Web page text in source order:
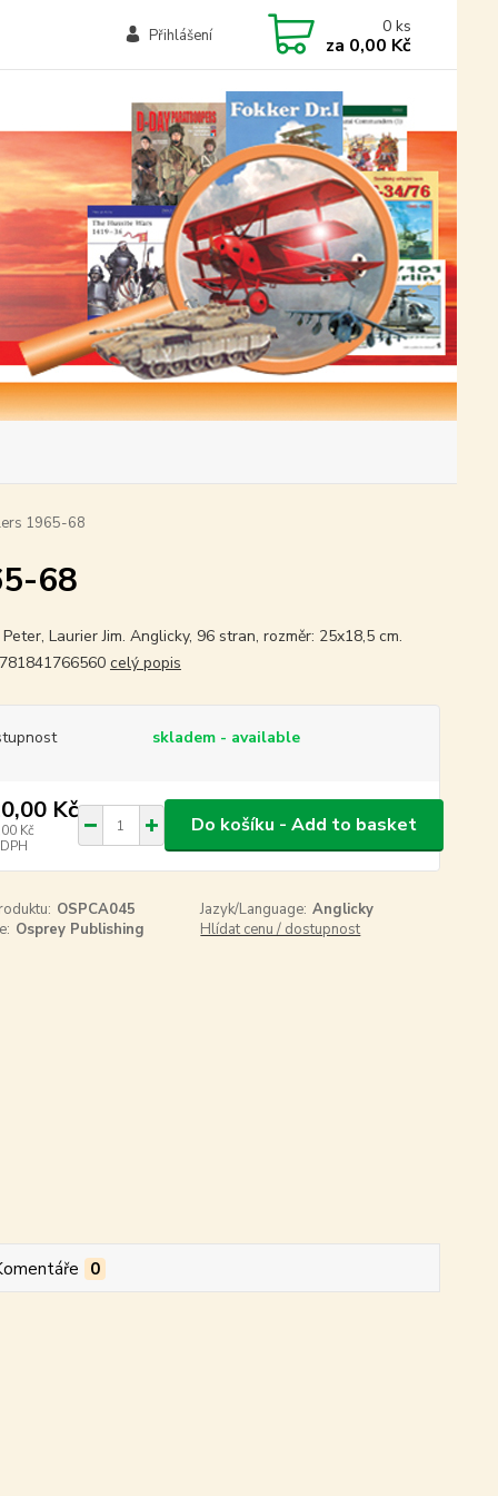
Přihlášení 0 ks
za 0,00 Kč
1965-68
68
Laurier Jim. Anglicky, 96 stran, rozměr: 25x18,5 cm.
celý popis
skladem - available
Kč
Kč
Do košíku - Add to basket
OSPCA045 Jazyk/Language: Anglicky
Osprey Publishing Hlídat cenu / dostupnost
0